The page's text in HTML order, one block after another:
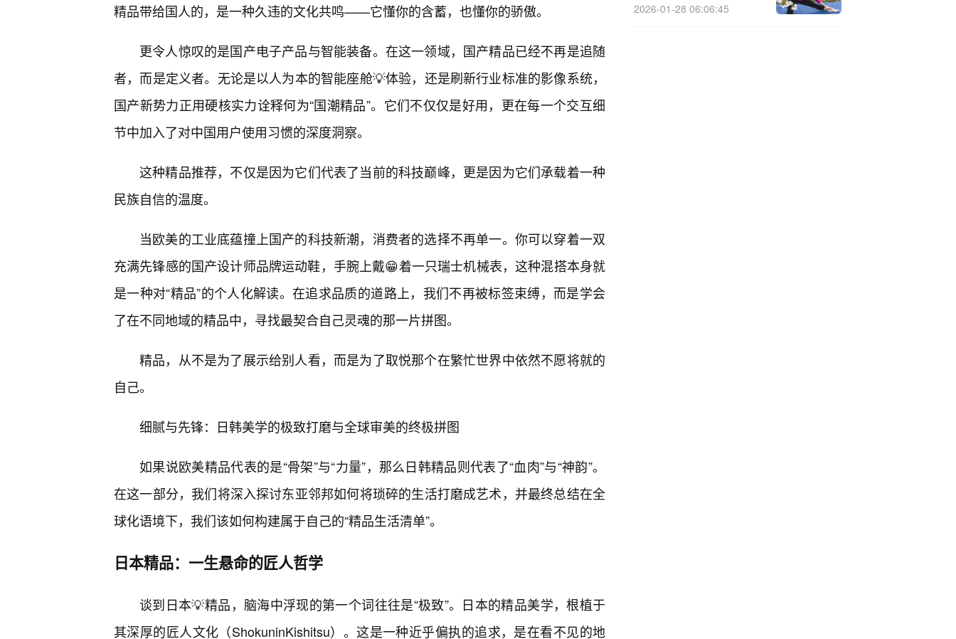
精品带给国人的，是一种久违的文化共鸣——它懂你的含蓄，也懂你的骄傲。
更令人惊叹的是国产电子产品与智能装备。在这一领域，国产精品已经不再是追随
者，而是定义者。无论是以人为本的智能座舱💡体验，还是刷新行业标准的影像系统，
国产新势力正用硬核实力诠释何为“国潮精品”。它们不仅仅是好用，更在每一个交互细
节中加入了对中国用户使用习惯的深度洞察。
这种精品推荐，不仅是因为它们代表了当前的科技巅峰，更是因为它们承载着一种
民族自信的温度。
当欧美的工业底蕴撞上国产的科技新潮，消费者的选择不再单一。你可以穿着一双
充满先锋感的国产设计师品牌运动鞋，手腕上戴😁着一只瑞士机械表，这种混搭本身就
是一种对“精品”的个人化解读。在追求品质的道路上，我们不再被标签束缚，而是学会
了在不同地域的精品中，寻找最契合自己灵魂的那一片拼图。
精品，从不是为了展示给别人看，而是为了取悦那个在繁忙世界中依然不愿将就的
自己。
细腻与先锋：日韩美学的极致打磨与全球审美的终极拼图
如果说欧美精品代表的是“骨架”与“力量”，那么日韩精品则代表了“血肉”与“神韵”。
在这一部分，我们将深入探讨东亚邻邦如何将琐碎的生活打磨成艺术，并最终总结在全
球化语境下，我们该如何构建属于自己的“精品生活清单”。
日本精品：一生悬命的匠人哲学
谈到日本💡精品，脑海中浮现的第一个词往往是“极致”。日本的精品美学，根植于
其深厚的匠人文化（ShokuninKishitsu）。这是一种近乎偏执的追求，是在看不见的地
2026-01-28 06:06:45